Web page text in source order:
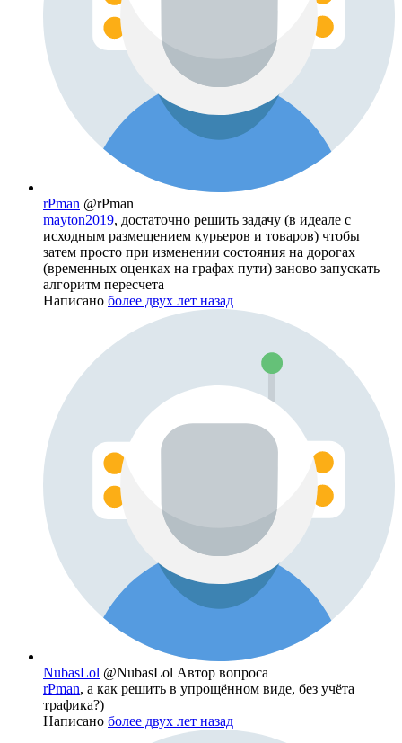
rPman @rPman
mayton2019, достаточно решить задачу (в идеале с
исходным размещением курьеров и товаров) чтобы
затем просто при изменении состояния на дорогах
(временных оценках на графах пути) заново запускать
алгоритм пересчета
Написано более двух лет назад
NubasLol @NubasLol Автор вопроса
rPman, а как решить в упрощённом виде, без учёта
трафика?)
Написано более двух лет назад